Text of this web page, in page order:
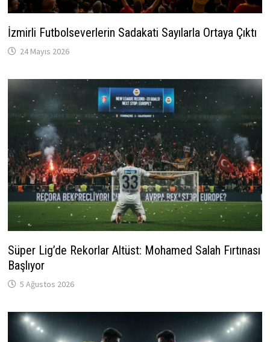
İzmirli Futbolseverlerin Sadakati Sayılarla Ortaya Çıktı
24 Mayıs 2026
Süper Lig’de Rekorlar Altüst: Mohamed Salah Fırtınası
Başlıyor
5 Ağustos 2026